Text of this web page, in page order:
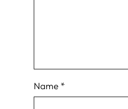
Name *